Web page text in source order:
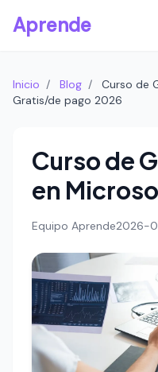
Aprende
Inicio / Blog /
Curso de
Gratis/de pago 2026
Curso de
en
Equipo Aprende2026-